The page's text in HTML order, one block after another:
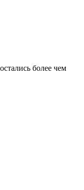
более чем